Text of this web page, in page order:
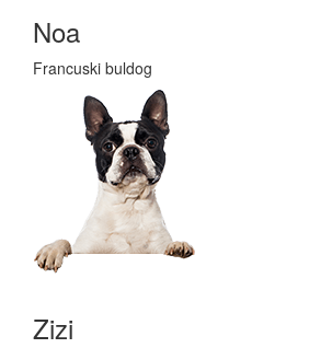
Noa
Francuski buldog
Zizi